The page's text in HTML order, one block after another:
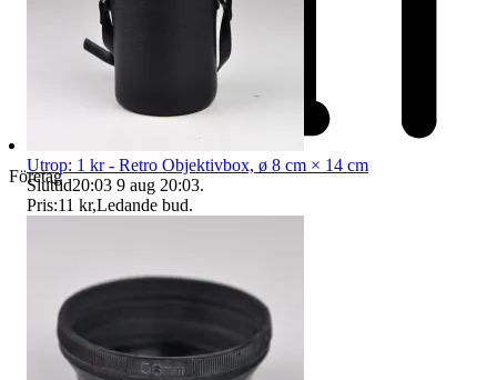
Företag
Utrop: 1 kr - Retro Objektivbox, ø 8 cm × 14 cm
Sluttid20:03 9 aug 20:03.
Pris:11 kr,Ledande bud.